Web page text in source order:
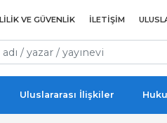
VE GÜVENLIK İLETIŞIM
Uluslararası İlişkiler